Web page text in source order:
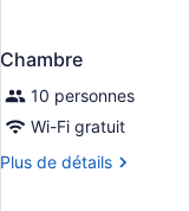
Chambre
10 personnes
Wi-Fi gratuit
Plus de détails
Plus